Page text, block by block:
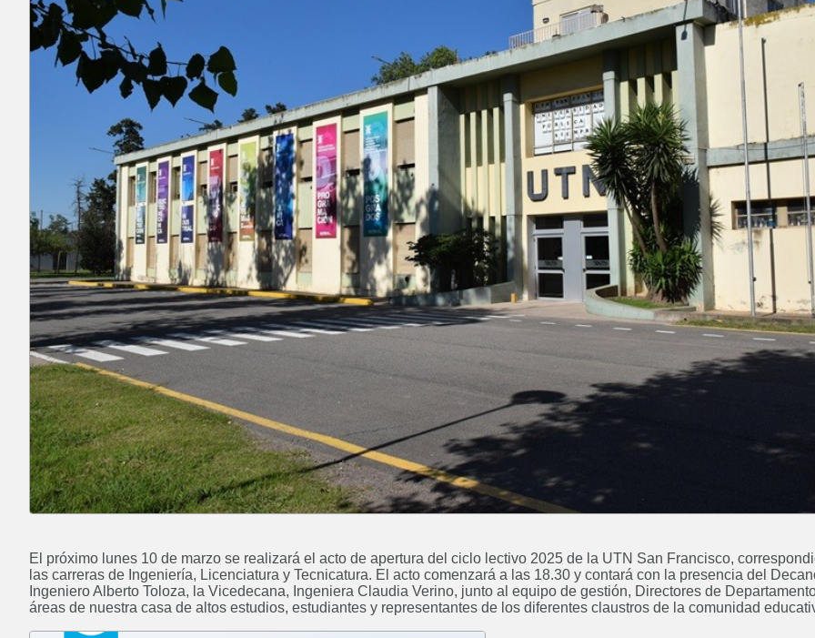
El próximo lunes 10 de marzo se realizará el acto de apertura del ciclo lectivo 2025 de la UTN San Francisco,
las carreras de Ingeniería, Licenciatura y Tecnicatura. El acto comenzará a las 18.30 y contará con la presencia del
Ingeniero Alberto Toloza, la Vicedecana, Ingeniera Claudia Verino, junto al equipo de gestión, Directores de
áreas de nuestra casa de altos estudios, estudiantes y representantes de los diferentes claustros de la comunidad